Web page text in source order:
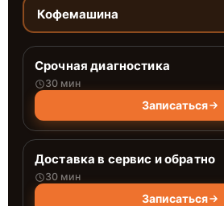
Кофемашина
Срочная диагностика
30 мин
Записаться
Доставка в сервис и обратно
30 мин
Записаться